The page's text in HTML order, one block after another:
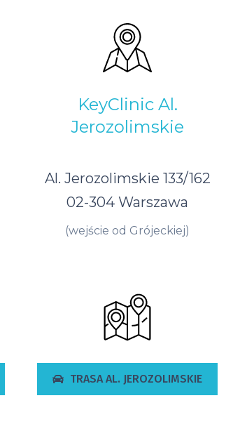
KeyClinic Al.
Jerozolimskie
Al. Jerozolimskie 133/162
02-304 Warszawa
(wejście od Grójeckiej)
TRASA AL. JEROZOLIMSKIE